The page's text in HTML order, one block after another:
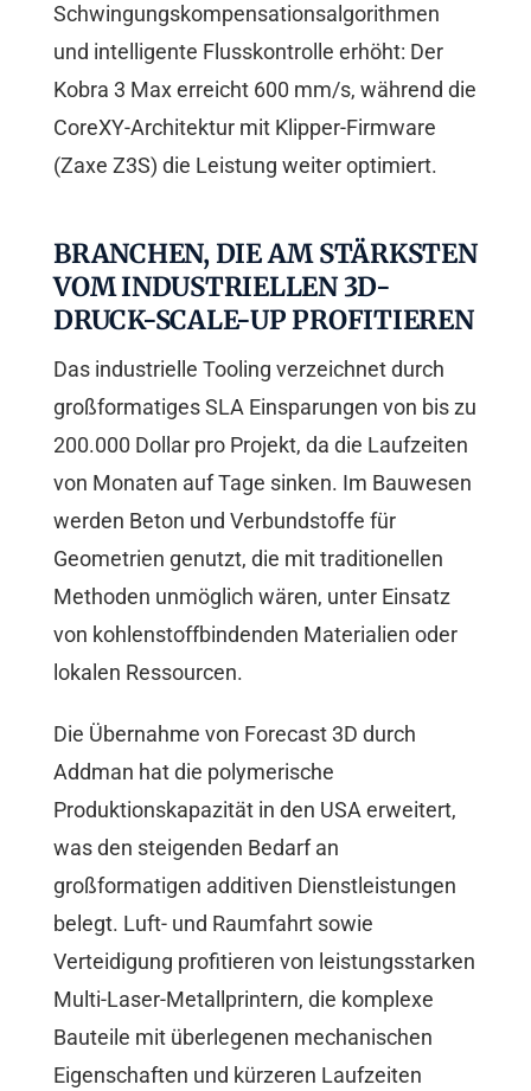
Schwingungskompensationsalgorithmen
und intelligente Flusskontrolle erhöht: Der
Kobra 3 Max erreicht 600 mm/s, während die
CoreXY-Architektur mit Klipper-Firmware
(Zaxe Z3S) die Leistung weiter optimiert.
BRANCHEN, DIE AM STÄRKSTEN
VOM INDUSTRIELLEN 3D-
DRUCK-SCALE-UP PROFITIEREN
Das industrielle Tooling verzeichnet durch
großformatiges SLA Einsparungen von bis zu
200.000 Dollar pro Projekt, da die Laufzeiten
von Monaten auf Tage sinken. Im Bauwesen
werden Beton und Verbundstoffe für
Geometrien genutzt, die mit traditionellen
Methoden unmöglich wären, unter Einsatz
von kohlenstoffbindenden Materialien oder
lokalen Ressourcen.
Die Übernahme von Forecast 3D durch
Addman hat die polymerische
Produktionskapazität in den USA erweitert,
was den steigenden Bedarf an
großformatigen additiven Dienstleistungen
belegt. Luft- und Raumfahrt sowie
Verteidigung profitieren von leistungsstarken
Multi-Laser-Metallprintern, die komplexe
Bauteile mit überlegenen mechanischen
Eigenschaften und kürzeren Laufzeiten